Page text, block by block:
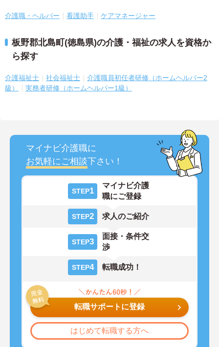
介護職・ヘルパー 看護助手 ケアマネージャー
板野郡北島町(徳島県)の介護・福祉の求人を資格か
ら探す
介護福祉士 社会福祉士
介護職員初任者研修（ホームヘルパー2
級）
実務者研修（ホームヘルパー1級）
マイナビ介護職に
お気軽にご相談下さい！
STEP1
マイナビ介護
職にご登録
STEP2 求人のご紹介
STEP3
面接・条件交
渉
STEP4 転職成功！
転職サポートに登録
はじめて転職する方へ